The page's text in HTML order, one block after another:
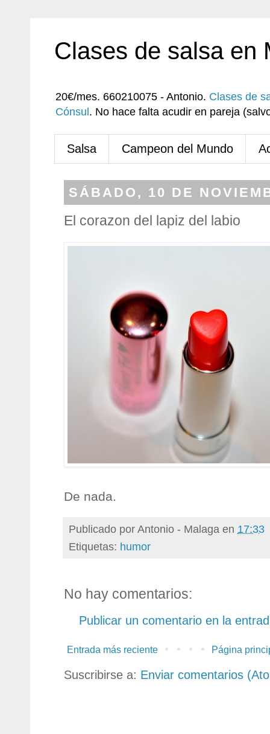
Clases de salsa en
20€/mes. 660210075 - Antonio. Clases de
Cónsul . No hace falta acudir en pareja
Salsa Campeon del Mundo
SÁBADO, 10 DE
El corazon del lapiz del labio
De nada.
Publicado porAntonio - Malaga en 17:33
Etiquetas: humor
No hay comentarios:
Publicar un comentario en la
Entrada más reciente Página
Suscribirse a: Enviar comentarios